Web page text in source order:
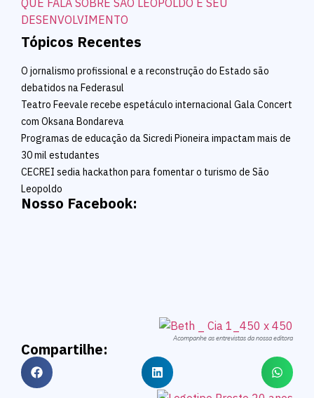
Tópicos Recentes
O jornalismo profissional e a reconstrução do Estado são
debatidos na Federasul
Teatro Feevale recebe espetáculo internacional Gala Concert
com Oksana Bondareva
Programas de educação da Sicredi Pioneira impactam mais de
30 mil estudantes
CECREI sedia hackathon para fomentar o turismo de São
Leopoldo
Nosso Facebook:
Acompanhe as entrevistas da nossa editora
Compartilhe: